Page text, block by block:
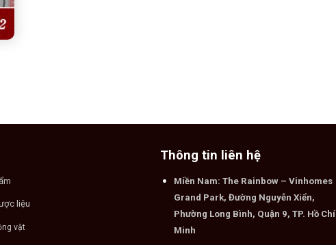
liệu
vật
Thông tin liên hệ
Miền Nam: The Rainbow – Vinhomes
Grand Park, Đường Nguyễn Xiển,
Phường Long Bình, Quận 9, TP. Hồ Chí
Minh